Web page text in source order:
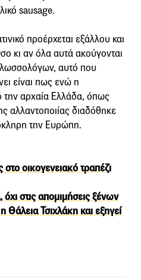
sausage.
προέρχεται εξάλλου και
κι αν όλα αυτά ακούγονται
αυτό που
είναι πως ενώ η
την αρχαία Ελλάδα, όπως
αλλαντοποιίας διαδόθηκε
την Ευρώπη.
στο οικογενειακό τραπέζι
στις απομιμήσεις ξένων
Θάλεια Τσιχλάκη και εξηγεί